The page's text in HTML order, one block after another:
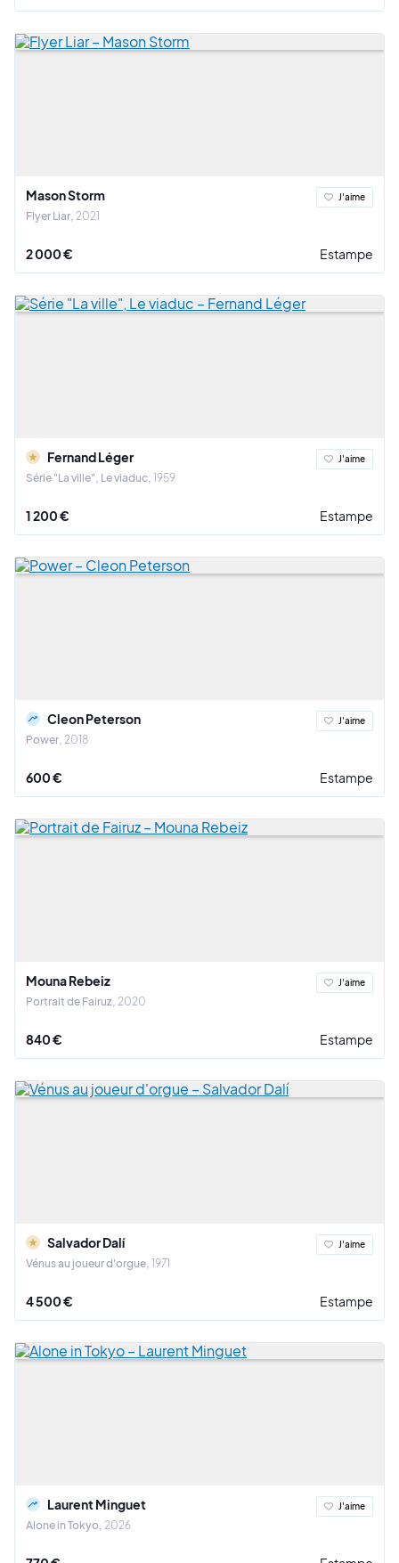
Mason Storm
Flyer Liar 2021
J'aime
2 000 € Estampe
Fernand Léger
Série "La ville", Le viaduc 1959
J'aime
1 200 € Estampe
Cleon Peterson
Power 2018
J'aime
600 € Estampe
Mouna Rebeiz
Portrait de Fairuz 2020
J'aime
840 € Estampe
Salvador Dalí
Vénus au joueur d'orgue 1971
J'aime
4 500 € Estampe
Laurent Minguet
Alone in Tokyo 2026
J'aime